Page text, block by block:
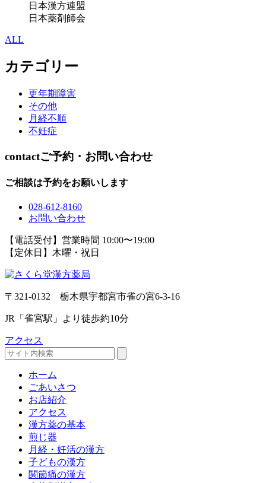
日本漢方連盟
日本薬剤師会
ALL
カテゴリー
更年期障害
その他
月経不順
不妊症
contactご予約・お問い合わせ
ご相談は予約をお願いします
028-612-8160
お問い合わせ
【電話受付】営業時間 10:00〜19:00
【定休日】木曜・祝日
〒321-0132 栃木県宇都宮市雀の宮6-3-16
JR「雀宮駅」より徒歩約10分
アクセス
ホーム
ごあいさつ
お店紹介
アクセス
漢方薬の基本
煎じ器
月経・妊活の漢方
子どもの漢方
関節痛の漢方